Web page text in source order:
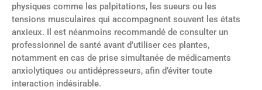
physiques comme les palpitations, les sueurs ou les
tensions musculaires qui accompagnent souvent les états
anxieux. Il est néanmoins recommandé de consulter un
professionnel de santé avant d’utiliser ces plantes,
notamment en cas de prise simultanée de médicaments
anxiolytiques ou antidépresseurs, afin d’éviter toute
interaction indésirable.